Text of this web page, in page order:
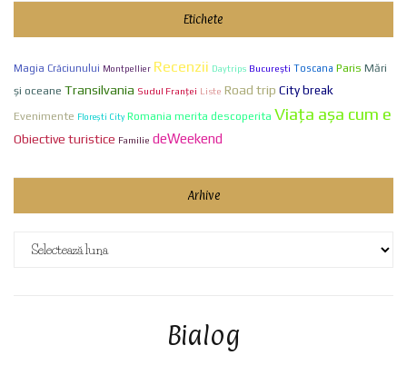
Etichete
Magia Crăciunului Montpellier Recenzii Daytrips Bucureşti Toscana Paris Mări
și oceane Transilvania Sudul Franței Liste Road trip City break
Evenimente Florești City Romania merita descoperita Viaţa aşa cum e
Obiective turistice Familie deWeekend
Arhive
Bialog